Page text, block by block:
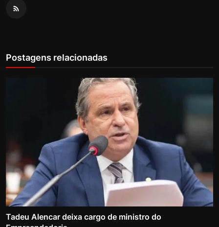
Postagens relacionadas
Tadeu Alencar deixa cargo de ministro do